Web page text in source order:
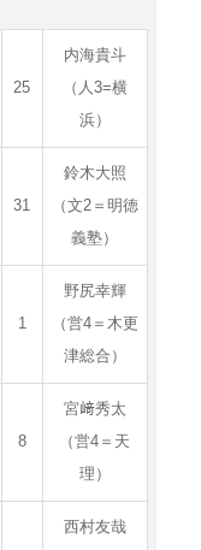
25
内海貴斗
（人3=横
浜）
31
鈴木大照
（文2＝明徳
義塾）
1
野尻幸輝
（営4＝木更
津総合）
8
宮﨑秀太
（営4＝天
理）
西村友哉